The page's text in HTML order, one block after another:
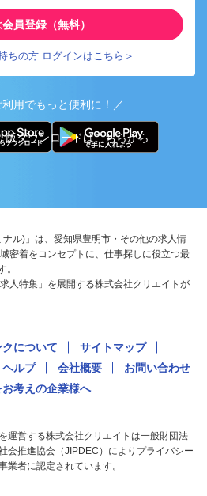
員登録（無料）
ちの方 ログインはこちら＞
用でもっと便利に！／
版ダウンロードはこちらから
ナル)」は、愛知県豊明市・その他の求人情
密着をコンセプトに、仕事探しに役立つ最
。
人特集」を展開する株式会社クリエイトが
クについて
サイトマップ
ヘルプ 会社概要
お問い合わせ
考えの企業様へ
運営する株式会社クリエイトは一般財団法
会推進協会（JIPDEC）によりプライバシー
業者に認定されています。